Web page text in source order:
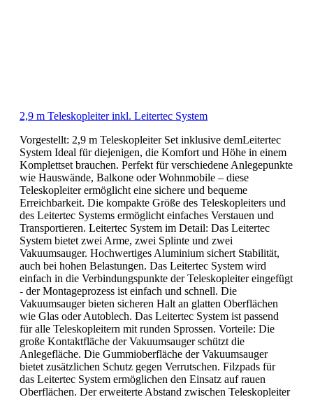
2,9 m Teleskopleiter inkl. Leitertec System
Vorgestellt: 2,9 m Teleskopleiter Set inklusive demLeitertec
System Ideal für diejenigen, die Komfort und Höhe in einem
Komplettset brauchen. Perfekt für verschiedene Anlegepunkte
wie Hauswände, Balkone oder Wohnmobile – diese
Teleskopleiter ermöglicht eine sichere und bequeme
Erreichbarkeit. Die kompakte Größe des Teleskopleiters und
des Leitertec Systems ermöglicht einfaches Verstauen und
Transportieren. Leitertec System im Detail: Das Leitertec
System bietet zwei Arme, zwei Splinte und zwei
Vakuumsauger. Hochwertiges Aluminium sichert Stabilität,
auch bei hohen Belastungen. Das Leitertec System wird
einfach in die Verbindungspunkte der Teleskopleiter eingefügt
- der Montageprozess ist einfach und schnell. Die
Vakuumsauger bieten sicheren Halt an glatten Oberflächen
wie Glas oder Autoblech. Das Leitertec System ist passend
für alle Teleskopleitern mit runden Sprossen. Vorteile: Die
große Kontaktfläche der Vakuumsauger schützt die
Anlegefläche. Die Gummioberfläche der Vakuumsauger
bietet zusätzlichen Schutz gegen Verrutschen. Filzpads für
das Leitertec System ermöglichen den Einsatz auf rauen
Oberflächen. Der erweiterte Abstand zwischen Teleskopleiter